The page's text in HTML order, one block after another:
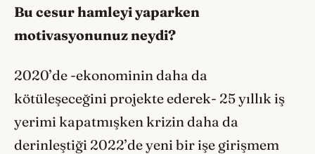
Bu cesur hamleyi yaparken
motivasyonunuz neydi?
2020’de -ekonominin daha da
kötüleşeceğini projekte ederek- 25 yıllık iş
yerimi kapatmışken krizin daha da
derinleştiği 2022’de yeni bir işe girişmem